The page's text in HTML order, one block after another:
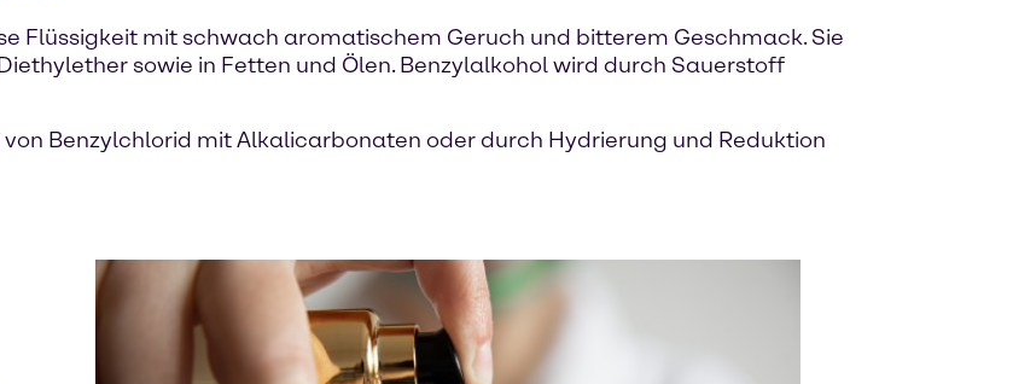
Flüssigkeit mit schwach aromatischem Geruch und bitterem Geschmack. Sie
sowie in Fetten und Ölen. Benzylalkohol wird durch Sauerstoff
Benzylchlorid mit Alkalicarbonaten oder durch Hydrierung und Reduktion